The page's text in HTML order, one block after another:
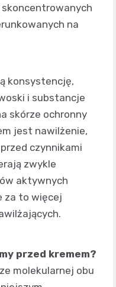
skoncentrowanych
na
konsystencję,
i substancje
skórze ochronny
jest nawilżenie,
czynnikami
zwykle
aktywnych
za to więcej
przed kremem?
molekularnej obu